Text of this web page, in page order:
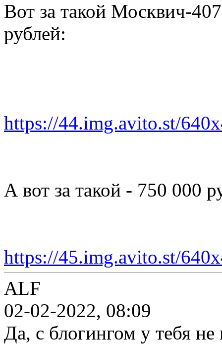
Вот за такой Москвич-
рублей:
https://44.img.avito.st/
А вот за такой - 750 000
https://45.img.avito.st/
ALF
02-02-2022, 08:09
Да, с блогингом у тебя не